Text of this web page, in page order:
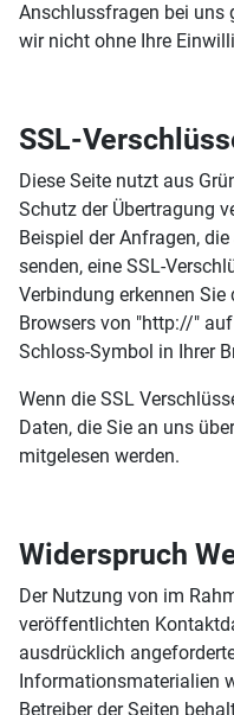
Anschlussfragen bei uns
wir nicht ohne Ihre
SSL-
Diese Seite nutzt aus
Schutz der Übertragung
Beispiel der Anfragen,
senden, eine SSL-
Verbindung erkennen
Browsers von "http://"
Schloss-Symbol in Ihrer
Wenn die SSL
Daten, die Sie an uns
mitgelesen werden.
Widerspruch
Der Nutzung von im
veröffentlichten
ausdrücklich
Informationsmaterialien
Betreiber der Seiten